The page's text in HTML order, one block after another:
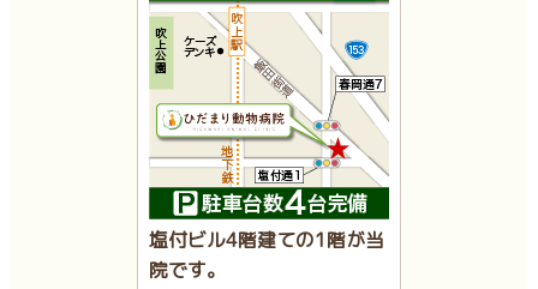
塩付ビル4階建ての1階が当
院です。